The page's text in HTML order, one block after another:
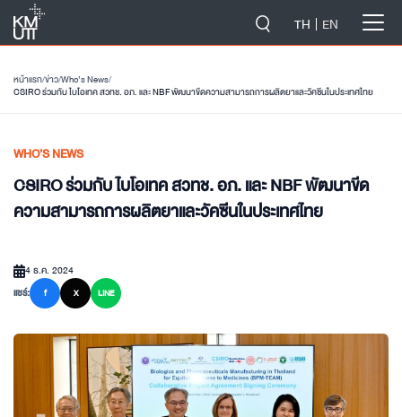
TH EN
หน้าแรก/ข่าว/Who’s News/
CSIRO ร่วมกับ ไบโอเทค สวทช. อภ. และ NBF พัฒนาขีดความสามารถการผลิตยาและวัคซีนในประเทศไทย
WHO’S NEWS
CSIRO ร่วมกับ ไบโอเทค สวทช. อภ. และ NBF พัฒนาขีด
ความสามารถการผลิตยาและวัคซีนในประเทศไทย
4 ธ.ค. 2024
แชร์:
f X LINE